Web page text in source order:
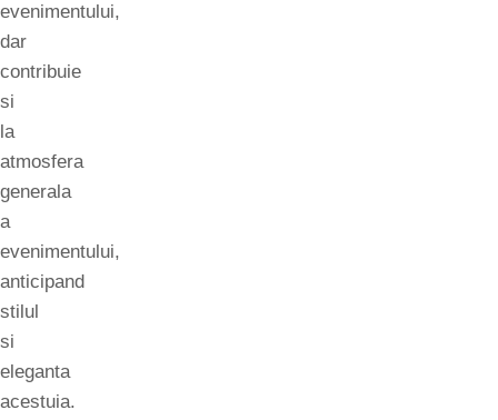
evenimentului,
dar
contribuie
si
la
atmosfera
generala
a
evenimentului,
anticipand
stilul
si
eleganta
acestuia.